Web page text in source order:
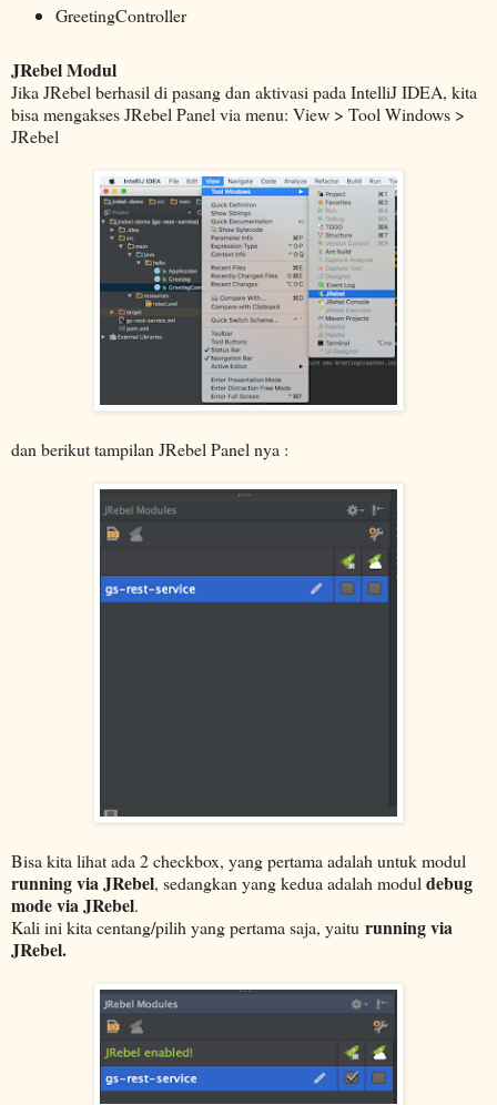
GreetingController
JRebel Modul
Jika JRebel berhasil di pasang dan aktivasi pada IntelliJ IDEA, kita
bisa mengakses JRebel Panel via menu: View > Tool Windows >
JRebel
dan berikut tampilan JRebel Panel nya :
Bisa kita lihat ada 2 checkbox, yang pertama adalah untuk modul
running via JRebel, sedangkan yang kedua adalah moduldebug
mode via JRebel.
Kali ini kita centang/pilih yang pertama saja, yaitu running via
JRebel.